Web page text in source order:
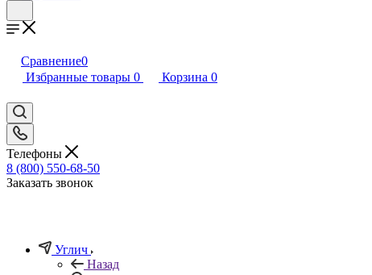
Сравнение0
Избранные товары 0 Корзина 0
Телефоны
8 (800) 550-68-50
Заказать звонок
Углич
Назад